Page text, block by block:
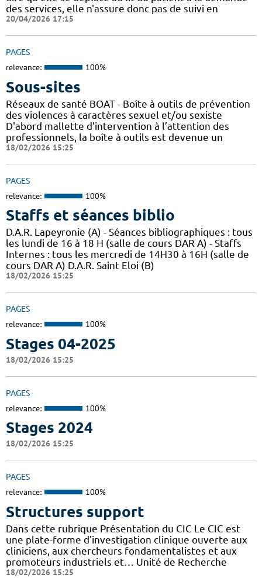
des services, elle n'assure donc pas de suivi en
20/04/2026 17:15
PAGES
relevance: 100%
Sous-sites
Réseaux de santé BOAT - Boîte à outils de prévention
des violences à caractères sexuel et/ou sexiste
D'abord mallette d’intervention à l’attention des
professionnels, la boîte à outils est devenue un
18/02/2026 15:25
PAGES
relevance: 100%
Staffs et séances biblio
D.A.R. Lapeyronie (A) - Séances bibliographiques : tous
les lundi de 16 à 18 H (salle de cours DAR A) - Staffs
Internes : tous les mercredi de 14H30 à 16H (salle de
cours DAR A) D.A.R. Saint Eloi (B)
18/02/2026 15:25
PAGES
relevance: 100%
Stages 04-2025
18/02/2026 15:25
PAGES
relevance: 100%
Stages 2024
18/02/2026 15:25
PAGES
relevance: 100%
Structures support
Dans cette rubrique Présentation du CIC Le CIC est
une plate-forme d'investigation clinique ouverte aux
cliniciens, aux chercheurs fondamentalistes et aux
promoteurs industriels et… Unité de Recherche
18/02/2026 15:25